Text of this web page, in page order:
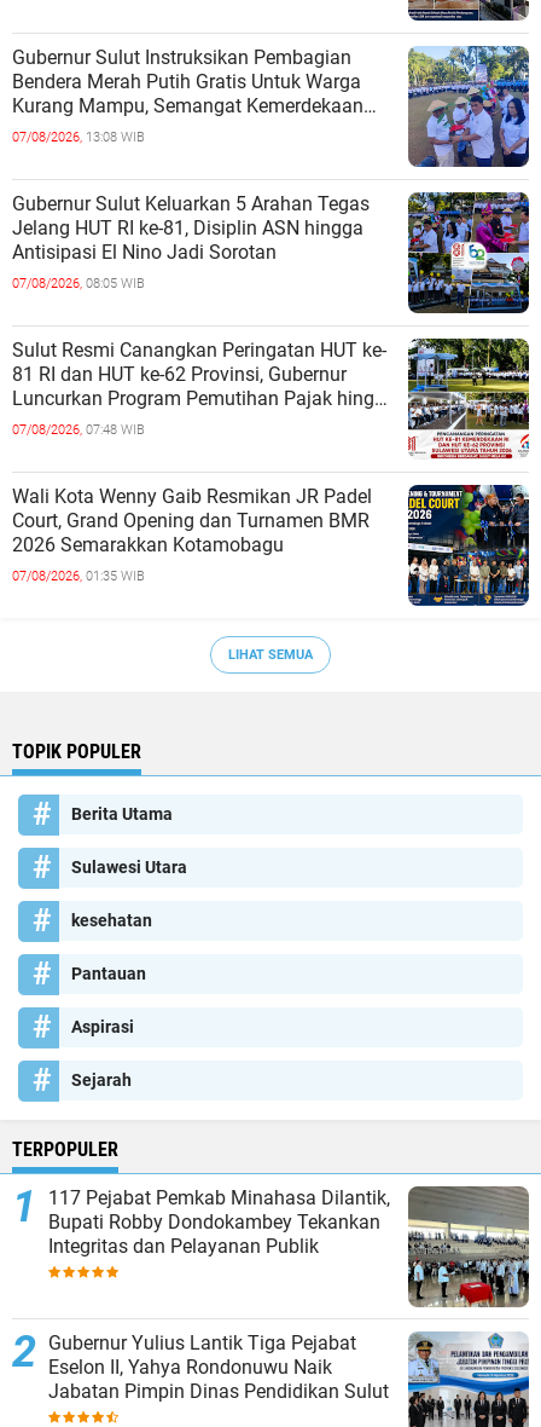
Gubernur Sulut Instruksikan Pembagian
Bendera Merah Putih Gratis Untuk Warga
Kurang Mampu, Semangat Kemerdekaan
Harus Dirasakan Semua
07/08/2026, 13:08 WIB
Gubernur Sulut Keluarkan 5 Arahan Tegas
Jelang HUT RI ke-81, Disiplin ASN hingga
Antisipasi El Nino Jadi Sorotan
07/08/2026, 08:05 WIB
Sulut Resmi Canangkan Peringatan HUT ke-
81 RI dan HUT ke-62 Provinsi, Gubernur
Luncurkan Program Pemutihan Pajak hingga
Pembagian Jutaan Bibit Kelapa
07/08/2026, 07:48 WIB
Wali Kota Wenny Gaib Resmikan JR Padel
Court, Grand Opening dan Turnamen BMR
2026 Semarakkan Kotamobagu
07/08/2026, 01:35 WIB
LIHAT SEMUA
TOPIK POPULER
Berita Utama
Sulawesi Utara
kesehatan
Pantauan
Aspirasi
Sejarah
TERPOPULER
117 Pejabat Pemkab Minahasa Dilantik,
Bupati Robby Dondokambey Tekankan
Integritas dan Pelayanan Publik
Gubernur Yulius Lantik Tiga Pejabat
Eselon II, Yahya Rondonuwu Naik
Jabatan Pimpin Dinas Pendidikan Sulut